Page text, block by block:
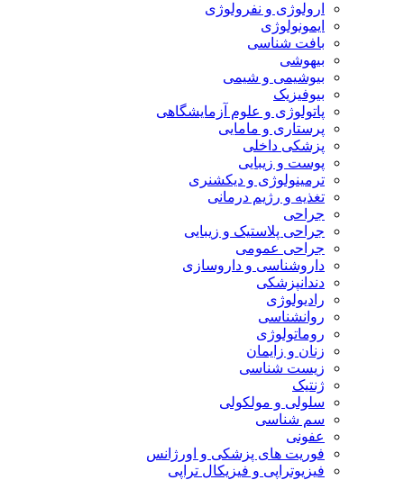
ارولوژی و نفرولوژی
ایمونولوژی
بافت شناسی
بیهوشی
بیوشیمی و شیمی
بیوفیزیک
پاتولوژی و علوم آزمایشگاهی
پرستاری و مامایی
پزشکی داخلی
پوست و زیبایی
ترمینولوژی و دیکشنری
تغذیه و رژیم درمانی
جراحی
جراحی پلاستیک و زیبایی
جراحی عمومی
داروشناسی و داروسازی
دندانپزشکی
رادیولوژی
روانشناسی
روماتولوژی
زنان و زایمان
زیست شناسی
ژنتیک
سلولی و مولکولی
سم شناسی
عفونی
فوریت های پزشکی و اورژانس
فیزیوتراپی و فیزیکال تراپی